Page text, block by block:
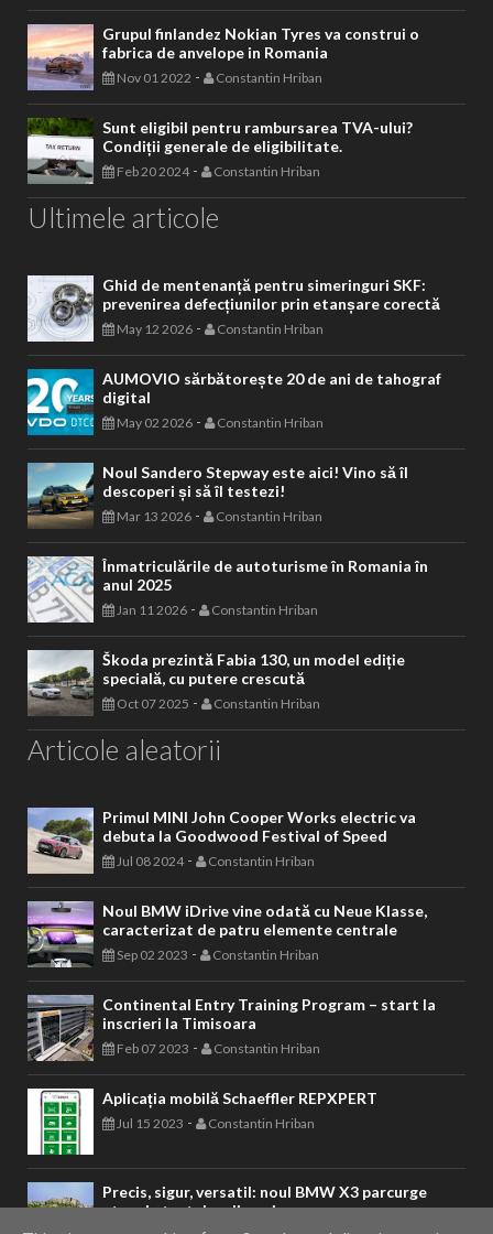
Grupul finlandez Nokian Tyres va construi o
fabrica de anvelope in Romania
Nov 01 2022 - Constantin Hriban
Sunt eligibil pentru rambursarea TVA-ului?
Condiții generale de eligibilitate.
Feb 20 2024- Constantin Hriban
Ultimele articole
Ghid de mentenanță pentru simeringuri SKF:
prevenirea defecțiunilor prin etanșare corectă
May 12 2026 - Constantin Hriban
AUMOVIO sărbătorește 20 de ani de tahograf
digital
May 02 2026 - Constantin Hriban
Noul Sandero Stepway este aici! Vino să îl
descoperi și să îl testezi!
Mar 13 2026 - Constantin Hriban
Înmatriculările de autoturisme în Romania în
anul 2025
Jan 11 2026 - Constantin Hriban
Škoda prezintă Fabia 130, un model ediție
specială, cu putere crescută
Oct 07 2025 - Constantin Hriban
Articole aleatorii
Primul MINI John Cooper Works electric va
debuta la Goodwood Festival of Speed
Jul 08 2024- Constantin Hriban
Noul BMW iDrive vine odată cu Neue Klasse,
caracterizat de patru elemente centrale
Sep 02 2023 - Constantin Hriban
Continental Entry Training Program – start la
inscrieri la Timisoara
Feb 07 2023 - Constantin Hriban
Aplicația mobilă Schaeffler REPXPERT
Jul 15 2023 - Constantin Hriban
Precis, sigur, versatil: noul BMW X3 parcurge
etapele testelor dinamice